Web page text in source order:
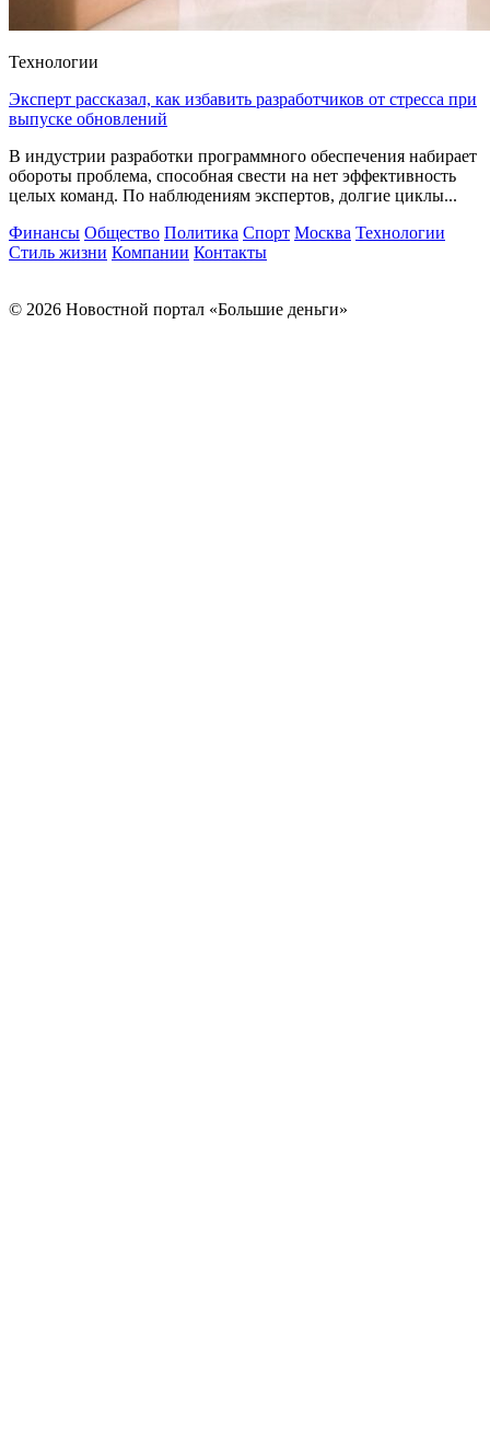
Технологии
Эксперт рассказал, как избавить разработчиков от стресса при
выпуске обновлений
В индустрии разработки программного обеспечения набирает
обороты проблема, способная свести на нет эффективность
целых команд. По наблюдениям экспертов, долгие циклы...
Финансы Общество Политика Спорт Москва Технологии
Стиль жизни Компании Контакты
© 2026 Новостной портал «Большие деньги»